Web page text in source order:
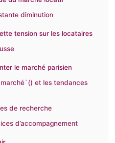
diminution
tension sur les locataires
le marché parisien
marché`() et les tendances
de recherche
d’accompagnement